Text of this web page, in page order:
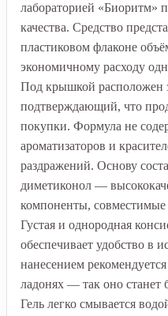
лабораторией «Биоритм»
качества. Средство
пластиковом флаконе
экономичному расходу
Под крышкой расположен
подтверждающий, что
покупки. Формула не
ароматизаторов и
раздражений. Основу
диметиконол —
компоненты,
Густая и однородная
обеспечивает удобство в
нанесением рекомендуется
ладонях — так оно станет
Гель легко смывается